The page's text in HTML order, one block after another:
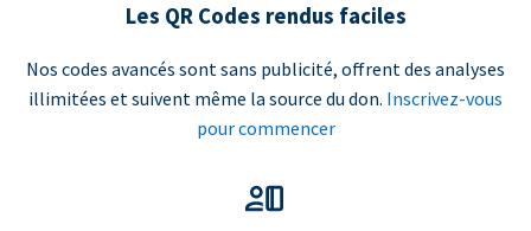
Les QR Codes rendus faciles
Nos codes avancés sont sans publicité, offrent des analyses
illimitées et suivent même la source du don. Inscrivez-vous
pour commencer